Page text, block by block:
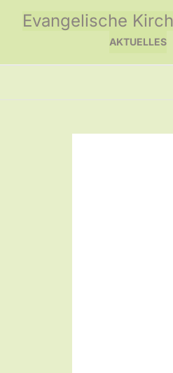
Evangelische
AKTUELLES